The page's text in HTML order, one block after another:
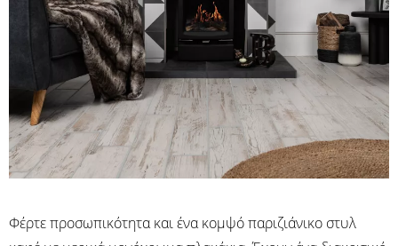
Φέρτε προσωπικότητα και ένα κομψό παριζιάνικο στυλ